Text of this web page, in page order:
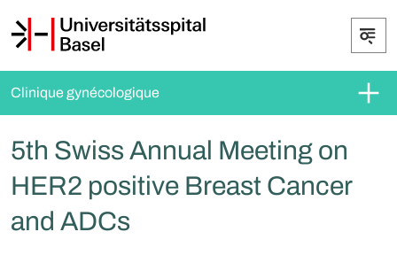
Clinique gynécologique
5th Swiss Annual Meeting on
HER2 positive Breast Cancer
and ADCs